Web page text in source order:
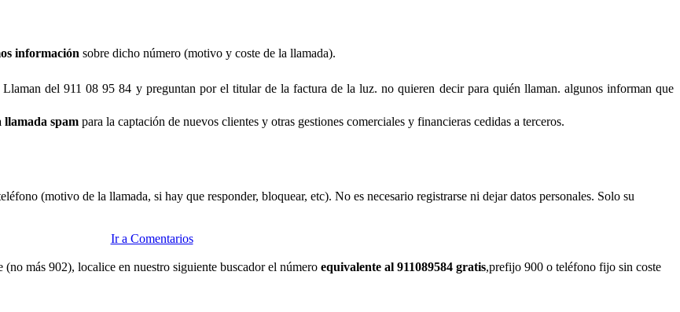
información sobre dicho número (motivo y coste de la llamada).
del 911 08 95 84 y preguntan por el titular de la factura de la luz. no quieren decir para quién llaman. algunos informan que
llamada spam para la captación de nuevos clientes y otras gestiones comerciales y financieras cedidas a terceros.
(motivo de la llamada, si hay que responder, bloquear, etc). No es necesario registrarse ni dejar datos personales. Solo su
Ir a Comentarios
más 902), localice en nuestro siguiente buscador el número equivalente al 911089584 gratis,prefijo 900 o teléfono fijo sin coste